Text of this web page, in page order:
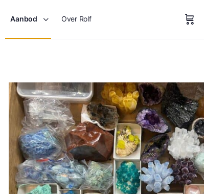
Aanbod Over Rolf